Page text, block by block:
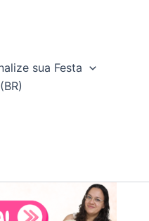
sua Festa